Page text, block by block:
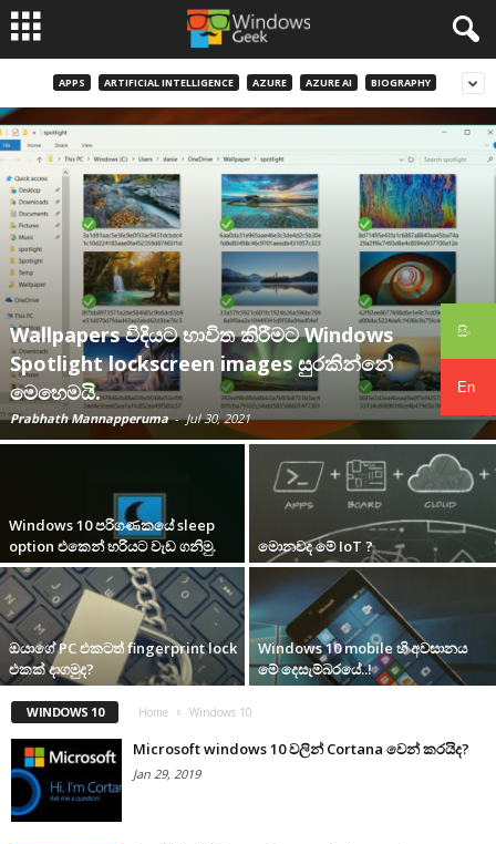
සිං
En
APPS ARTIFICIAL INTELLIGENCE AZURE AZURE AI BIOGRAPHY
Wallpapers විදියට භාවිත කිරීමට Windows
Spotlight lockscreen images සුරකින්නේ
මෙහෙමයි.
Prabhath Mannapperuma - Jul 30, 2021
Windows 10 පරිගණකයේ sleep
option එකෙන් හරියට වැඩ ගනිමු.
මොනවද මේ IoT ?
ඔයාගේ PC එකටත් fingerprint lock
එකක් දාගමුද?
Windows 10 mobile හි අවසානය
මේ දෙසැම්බරයේ..!
WINDOWS 10 Home Windows 10
Microsoft windows 10 වලින් Cortana වෙන් කරයිද?
Jan 29, 2019